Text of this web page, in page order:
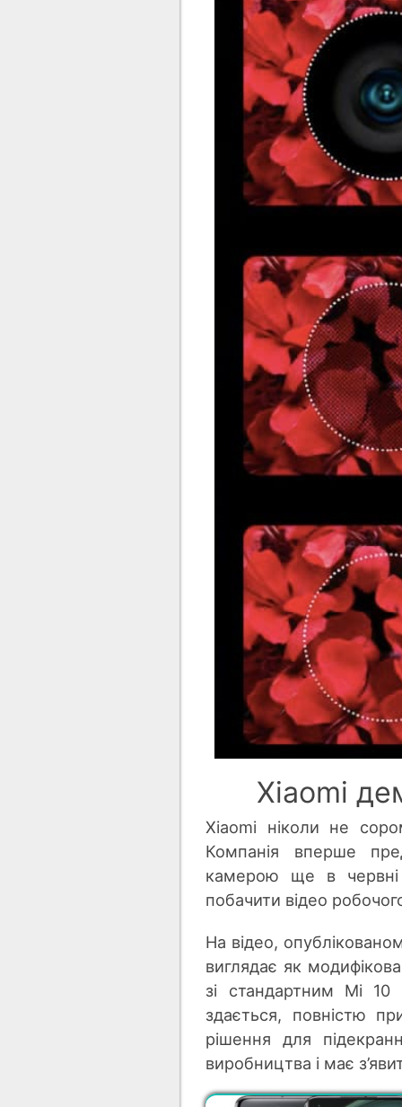
Xiaomi
Xiaomi ніколи не
Компанія вперше
камерою ще в
побачити відео
На відео,
виглядає як
зі стандартним Mi 10
здається, повністю
рішення для
виробництва і має